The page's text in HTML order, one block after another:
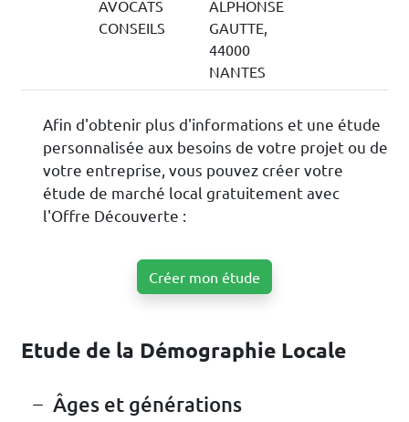
AVOCATS
CONSEILS
ALPHONSE
GAUTTE,
44000
NANTES
Afin d'obtenir plus d'informations et une étude
personnalisée aux besoins de votre projet ou de
votre entreprise, vous pouvez créer votre
étude de marché local gratuitement avec
l'Offre Découverte :
Créer mon étude
Etude de la Démographie Locale
Âges et générations